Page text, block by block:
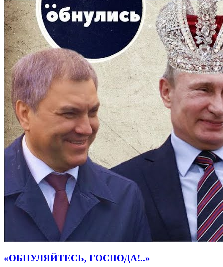
«ОБНУЛЯЙТЕСЬ, ГОСПОДА!..»